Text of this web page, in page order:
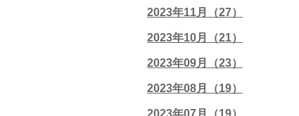
2023年11月（27）
2023年10月（21）
2023年09月（23）
2023年08月（19）
2023年07月（19）